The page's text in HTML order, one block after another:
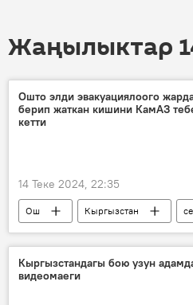
Жаңылыктар
Ошто элди эвакуациялоого
берип жаткан кишини КамАЗ
кетти
14 Теке 2024, 22:35
Ош Кыргызстан
кырсык
"КамАЗ"
Кыргызстандагы бою узун
видеомаеги